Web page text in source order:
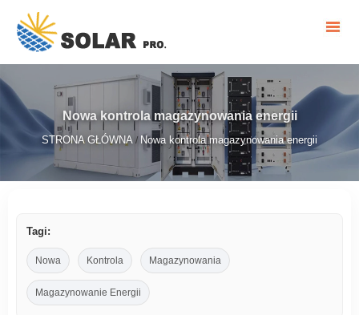
Nowa kontrola magazynowania energii
STRONA GŁÓWNA / Nowa kontrola magazynowania energii
Tagi:
Nowa Kontrola Magazynowania
Magazynowanie Energii